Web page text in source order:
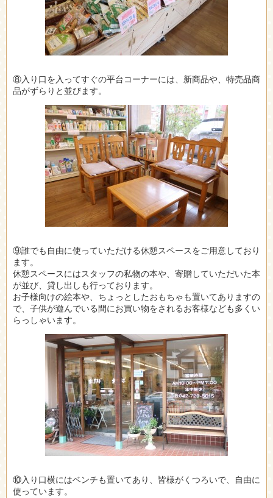
⑧入り口を入ってすぐの平台コーナーには、新商品や、特売品商
品がずらりと並びます。
⑨誰でも自由に使っていただける休憩スペースをご用意しており
ます。
休憩スペースにはスタッフの私物の本や、寄贈していただいた本
が並び、貸し出しも行っております。
お子様向けの絵本や、ちょっとしたおもちゃも置いてありますの
で、子供が遊んでいる間にお買い物をされるお客様なども多くい
らっしゃいます。
⑩入り口横にはベンチも置いてあり、皆様がくつろいで、自由に
使っています。